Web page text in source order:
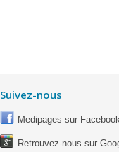
Suivez-nous
Medipages sur
Retrouvez-nous sur